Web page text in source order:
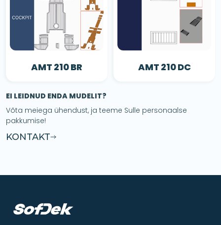
AMT 210 BR AMT 210 DC
EI LEIDNUD ENDA MUDELIT?
Võta meiega ühendust, ja teeme Sulle personaalse
pakkumise!
KONTAKT